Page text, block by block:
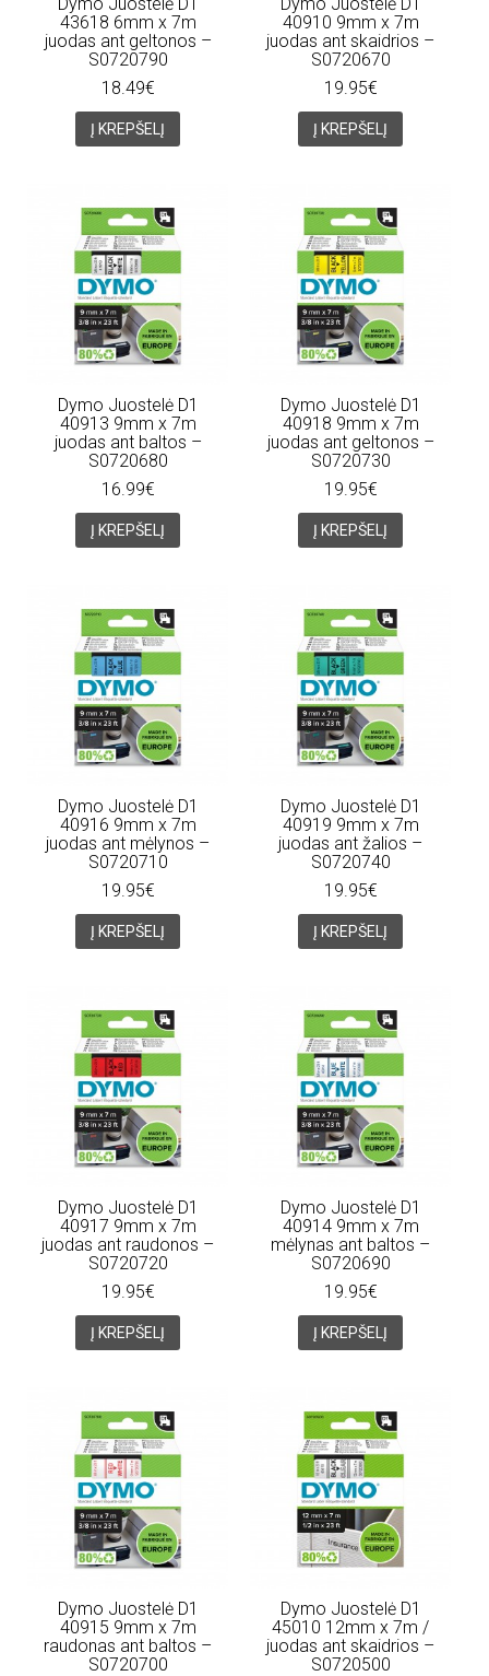
43618 6mm x 7m
juodas ant geltonos –
S0720790
18.49€
Į KREPŠELĮ
40910 9mm x 7m
juodas ant skaidrios –
S0720670
19.95€
Į KREPŠELĮ
Dymo Juostelė D1
40913 9mm x 7m
juodas ant baltos –
S0720680
16.99€
Į KREPŠELĮ
Dymo Juostelė D1
40918 9mm x 7m
juodas ant geltonos –
S0720730
19.95€
Į KREPŠELĮ
Dymo Juostelė D1
40916 9mm x 7m
juodas ant mėlynos –
S0720710
19.95€
Į KREPŠELĮ
Dymo Juostelė D1
40919 9mm x 7m
juodas ant žalios –
S0720740
19.95€
Į KREPŠELĮ
Dymo Juostelė D1
40917 9mm x 7m
juodas ant raudonos –
S0720720
19.95€
Į KREPŠELĮ
Dymo Juostelė D1
40914 9mm x 7m
mėlynas ant baltos –
S0720690
19.95€
Į KREPŠELĮ
Dymo Juostelė D1
40915 9mm x 7m
raudonas ant baltos –
S0720700
Dymo Juostelė D1
45010 12mm x 7m /
juodas ant skaidrios –
S0720500